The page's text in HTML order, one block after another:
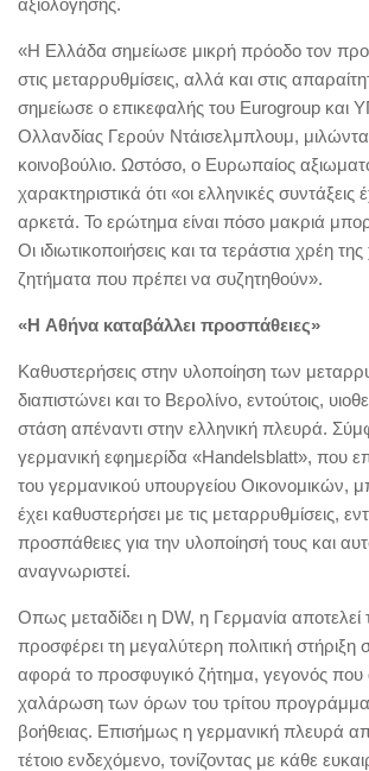
αξιολόγησης.
«Η Ελλάδα σημείωσε μικρή πρόοδο τον
στις μεταρρυθμίσεις, αλλά και στις
σημείωσε ο επικεφαλής του Eurogroup και
Ολλανδίας Γερούν Ντάισελμπλουμ,
κοινοβούλιο. Ωστόσο, ο Ευρωπαίος
χαρακτηριστικά ότι «οι ελληνικές συντάξεις
αρκετά. Το ερώτημα είναι πόσο μακριά
Οι ιδιωτικοποιήσεις και τα τεράστια χρέη
ζητήματα που πρέπει να συζητηθούν».
«H Αθήνα καταβάλλει προσπάθειες»
Καθυστερήσεις στην υλοποίηση των
διαπιστώνει και το Βερολίνο, εντούτοις,
στάση απέναντι στην ελληνική πλευρά.
γερμανική εφημερίδα «Handelsblatt», που
του γερμανικού υπουργείου Οικονομικών,
έχει καθυστερήσει με τις μεταρρυθμίσεις,
προσπάθειες για την υλοποίησή τους και
αναγνωριστεί.
Οπως μεταδίδει η DW, η Γερμανία
προσφέρει τη μεγαλύτερη πολιτική
αφορά το προσφυγικό ζήτημα, γεγονός που
χαλάρωση των όρων του τρίτου
βοήθειας. Επισήμως η γερμανική πλευρά
τέτοιο ενδεχόμενο, τονίζοντας με κάθε